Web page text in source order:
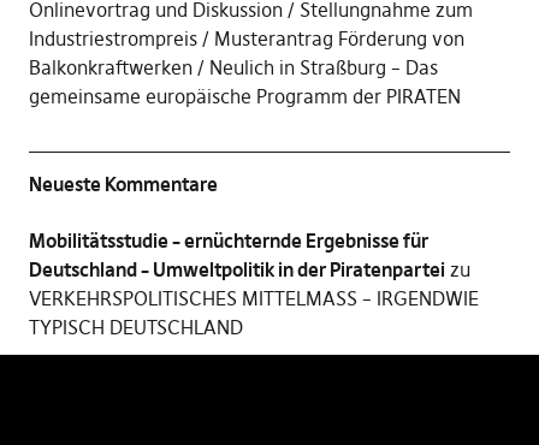
Onlinevortrag und Diskussion
Stellungnahme zum
Industriestrompreis
Musterantrag Förderung von
Balkonkraftwerken
Neulich in Straßburg – Das
gemeinsame europäische Programm der PIRATEN
Neueste Kommentare
Mobilitätsstudie – ernüchternde Ergebnisse für
Deutschland – Umweltpolitik in der Piratenpartei zu
VERKEHRSPOLITISCHES MITTELMASS – IRGENDWIE
TYPISCH DEUTSCHLAND